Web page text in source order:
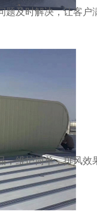
题及时解决，让客户
，维护简单，排风效